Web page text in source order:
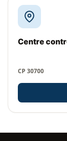
Centre
CP 30700